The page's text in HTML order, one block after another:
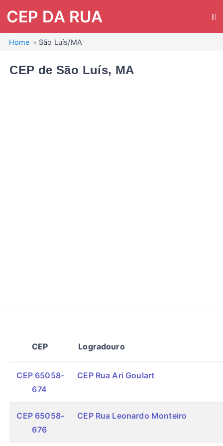
CEP DA RUA
Home São Luís/MA
CEP de São Luís, MA
CEP Logradouro
CEP 65058-
674
CEP Rua Ari Goulart
CEP 65058-
676
CEP Rua Leonardo Monteiro